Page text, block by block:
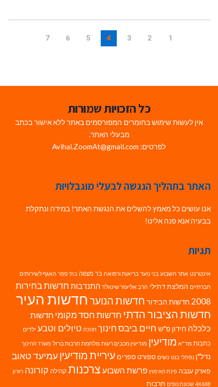
1
2
3
4
5
6
7
כל הזכויות שמורות
אין לעשות שימוש בחומרים המפורסמים באתר ללא אישור בכתב
מבעלי האתר.
לפרטים: Avihai.ZoomAt@gmail.com
האתר בתהליך הנגשה לבעלי מוגבלויות
אנו עושים כל מאמץ להשלים את הנגשת האתר! במידה ונתקלת
בבעיה אנא פנה אלינו!
תגיות
אינטרנט אתר השבוע בני נוער בריאות ורפואה בר מצווה בתי ספר האגף לשירותים
חברתיים המלצת דתילי הרב אליעזר שינוולד התנדבות חדשות בחירות
2008 חדשות הבידור חדשות הנוערחדשות העיר
חדשות הציבור הדתי חדשות חסד מקומי חדשות
כלכלה חידון פ"ש חיים ביבסחינוך חנוכה טיולים וטבע ילדים
כתבות מד"א מודיעין מודיעין מכבים רעות מלחמת חרבות ברזל משרד החינוך
נדל"ן נפתלי בנט נשים ספורט ספרים עיריית מודיעין עמיעד טאוב
פארק ענבה פינת האימוץ פרשת השבועצרכנות קהילה קורונה ראיון
4X6X8 שכונת נופים תרבות